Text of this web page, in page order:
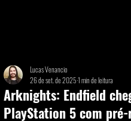
Arknights: Endfield
PlayStation 5 com
Lucas Venancio
26 de set. de 20251 min de leitura